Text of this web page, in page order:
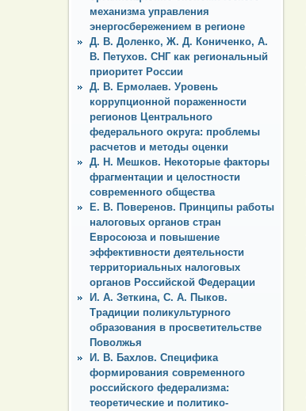
механизма управления
энергосбережением в регионе
Д. В. Доленко, Ж. Д. Кониченко, А.
В. Петухов. СНГ как региональный
приоритет России
Д. В. Ермолаев. Уровень
коррупционной пораженности
регионов Центрального
федерального округа: проблемы
расчетов и методы оценки
Д. Н. Мешков. Некоторые факторы
фрагментации и целостности
современного общества
Е. В. Поверенов. Принципы работы
налоговых органов стран
Евросоюза и повышение
эффективности деятельности
территориальных налоговых
органов Российской Федерации
И. А. Зеткина, С. А. Пыков.
Традиции поликультурного
образования в просветительстве
Поволжья
И. В. Бахлов. Специфика
формирования современного
российского федерализма:
теоретические и политико-